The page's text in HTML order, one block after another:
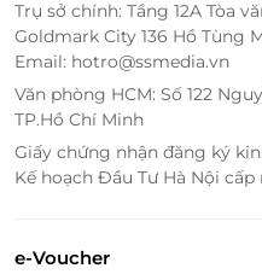
Baoz Dimsum gần nhất.
Trụ sở chính: Tầng 12A Tòa
Goldmark City 136 Hồ Tùng
Email: hotro@ssmedia.vn
Văn phòng HCM: Số 122
TP.Hồ Chí Minh
Giấy chứng nhận đăng ký
Kế hoạch Đầu Tư Hà Nội cấp
e-Voucher